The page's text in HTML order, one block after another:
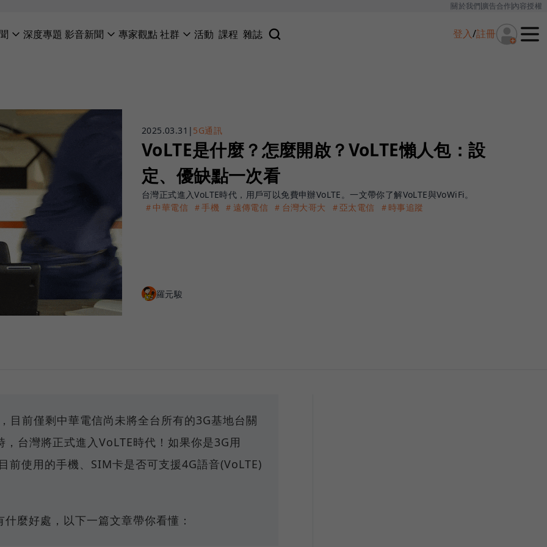
關於我們廣告合作內容授權
深度專題 影音新聞 專家觀點社群 活動 課程 雜誌 登入/註冊
2025.03.31 | 5G通訊
VoLTE是什麼？怎麼開啟？VoLTE懶人包：設
定、優缺點一次看
台灣正式進入VoLTE時代，用戶可以免費申辦VoLTE。一文帶你了解VoLTE與VoWiFi。
＃中華電信 ＃手機 ＃遠傳電信 ＃台灣大哥大 ＃亞太電信 ＃時事追蹤
羅元駿
目前僅剩中華電信尚未將全台所有的3G基地台關
台灣將正式進入VoLTE時代！如果你是3G用
前使用的手機、SIM卡是否可支援4G語音(VoLTE)
麼好處，以下一篇文章帶你看懂：